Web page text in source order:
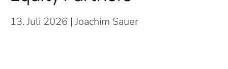
13. Juli 2026 | Joachim Sauer